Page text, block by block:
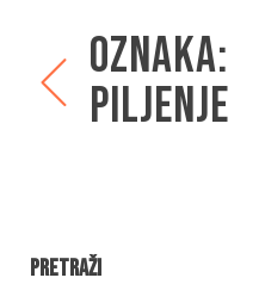
Oznaka:
piljenje
Pretraži